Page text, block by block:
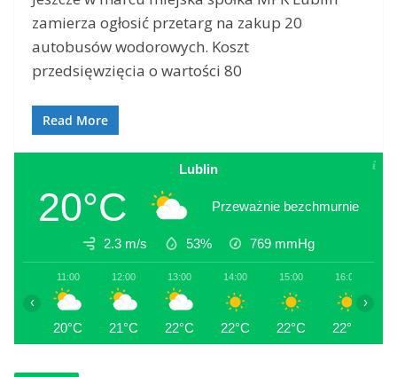
zamierza ogłosić przetarg na zakup 20
autobusów wodorowych. Koszt
przedsięwzięcia o wartości 80
Read More
Lublin
20°C Przeważnie bezchmurnie
2.3 m/s 53% 769 mmHg
11:00
20°C
12:00
21°C
13:00
22°C
14:00
22°C
15:00
22°C
16:00
22°C
‹ ›